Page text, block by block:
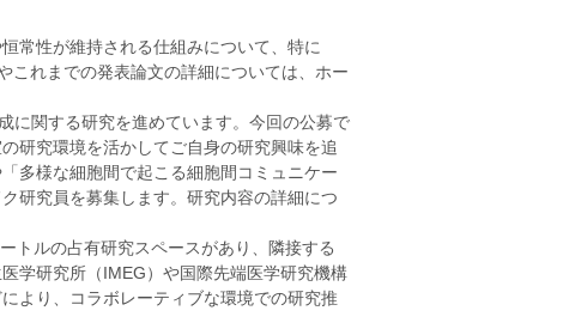
常性が維持される仕組みについて、特に
これまでの発表論文の詳細については、ホー
に関する研究を進めています。今回の公募で
研究環境を活かしてご自身の研究興味を追
多様な細胞間で起こる細胞間コミュニケー
研究員を募集します。研究内容の詳細につ
トルの占有研究スペースがあり、隣接する
学研究所（IMEG）や国際先端医学研究機構
より、コラボレーティブな環境での研究推